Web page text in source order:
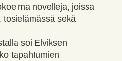
novelleja, joissa
tosielämässä sekä
soi Elviksen
tapahtumien